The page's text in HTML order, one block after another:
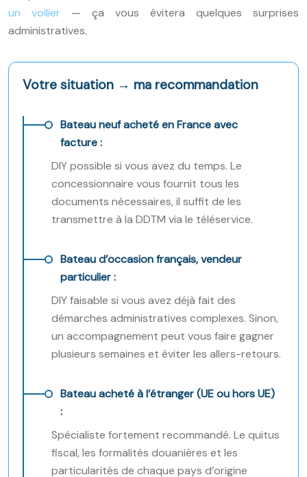
un voilier — ça vous évitera quelques surprises
administratives.
Votre situation → ma recommandation
Bateau neuf acheté en France avec
facture :
DIY possible si vous avez du temps. Le
concessionnaire vous fournit tous les
documents nécessaires, il suffit de les
transmettre à la DDTM via le téléservice.
Bateau d’occasion français, vendeur
particulier :
DIY faisable si vous avez déjà fait des
démarches administratives complexes. Sinon,
un accompagnement peut vous faire gagner
plusieurs semaines et éviter les allers-retours.
Bateau acheté à l’étranger (UE ou hors UE)
:
Spécialiste fortement recommandé. Le quitus
fiscal, les formalités douanières et les
particularités de chaque pays d’origine